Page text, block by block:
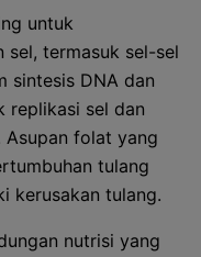
untuk
sel, termasuk sel-sel
sintesis DNA dan
replikasi sel dan
Asupan folat yang
tulang
kerusakan tulang.
nutrisi yang